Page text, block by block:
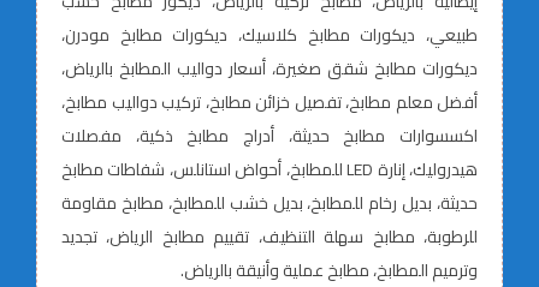
طبيعي، ديكورات مطابخ كلاسيك، ديكورات مطابخ مودرن،
ديكورات مطابخ شقق صغيرة، أسعار دواليب المطابخ بالرياض،
أفضل معلم مطابخ، تفصيل خزائن مطابخ، تركيب دواليب مطابخ،
اكسسوارات مطابخ حديثة، أدراج مطابخ ذكية، مفصلات
هيدروليك، إنارة LED للمطابخ، أحواض استانلس، شفاطات مطابخ
حديثة، بديل رخام للمطابخ، بديل خشب للمطابخ، مطابخ مقاومة
للرطوبة، مطابخ سهلة التنظيف، تقييم مطابخ الرياض، تجديد
وترميم المطابخ، مطابخ عملية وأنيقة بالرياض.